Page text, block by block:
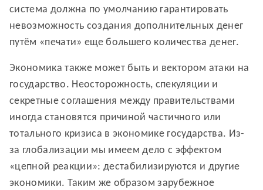
система должна по умолчанию гарантировать
невозможность создания дополнительных денег
путём «печати» еще большего количества денег.
Экономика также может быть и вектором атаки на
государство. Неосторожность, спекуляции и
секретные соглашения между правительствами
иногда становятся причиной частичного или
тотального кризиса в экономике государства. Из-
за глобализации мы имеем дело с эффектом
«цепной реакции»: дестабилизируются и другие
экономики. Таким же образом зарубежное